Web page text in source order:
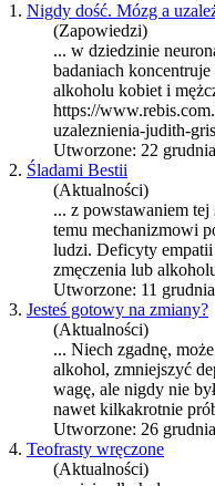
1. Nigdy dość. Mózg a
(Zapowiedzi)
... w dziedzinie
badaniach
alkoholu kobiet i
https://
uzaleznienia-judith-
Utworzone: 22
2. Śladami Bestii
(Aktualności)
... z powstawaniem
temu mechanizmowi
ludzi. Deficyty empatii
zmęczenia lub alkohol
Utworzone: 11
3. Jesteś gotowy na zmiany?
(Aktualności)
... Niech zgadnę,
alkohol, zmniejszyć
wagę, ale nigdy nie
nawet kilkakrotnie
Utworzone: 26
4. Teofrasty wręczone
(Aktualności)